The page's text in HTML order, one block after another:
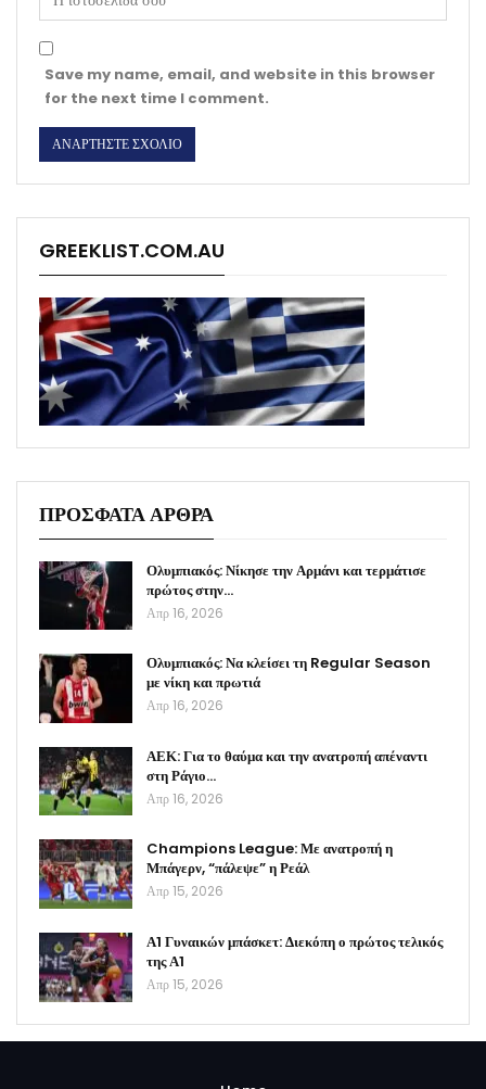
Save my name, email, and website in this browser
for the next time I comment.
GREEKLIST.COM.AU
ΠΡΟΣΦΑΤΑ ΑΡΘΡΑ
Ολυμπιακός: Νίκησε την Αρμάνι και τερμάτισε
πρώτος στην…
Απρ 16, 2026
Ολυμπιακός: Να κλείσει τη Regular Season
με νίκη και πρωτιά
Απρ 16, 2026
ΑΕΚ: Για το θαύμα και την ανατροπή απέναντι
στη Ράγιο…
Απρ 16, 2026
Champions League: Με ανατροπή η
Μπάγερν, “πάλεψε” η Ρεάλ
Απρ 15, 2026
Α1 Γυναικών μπάσκετ: Διεκόπη ο πρώτος τελικός
της Α1
Απρ 15, 2026